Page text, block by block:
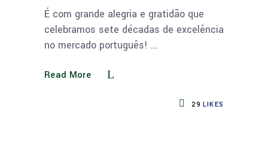
É com grande alegria e gratidão que
celebramos sete décadas de excelência
no mercado português!
Read More
29 LIKES